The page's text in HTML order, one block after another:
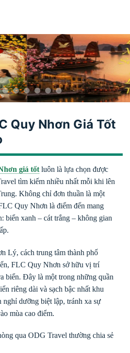
Quy Nhơn Giá Tốt
giá tốt luôn là lựa chọn được
tìm kiếm nhiều nhất mỗi khi lên
Không chỉ đơn thuần là một
Quy Nhơn là điểm đến mang
biển xanh – cát trắng – không gian
Lý, cách trung tâm thành phố
FLC Quy Nhơn sở hữu vị trí
biển. Đây là một trong những quần
riêng dài và sạch bậc nhất khu
nghỉ dưỡng biệt lập, tránh xa sự
mùa cao điểm.
qua ODG Travel thường chia sẻ